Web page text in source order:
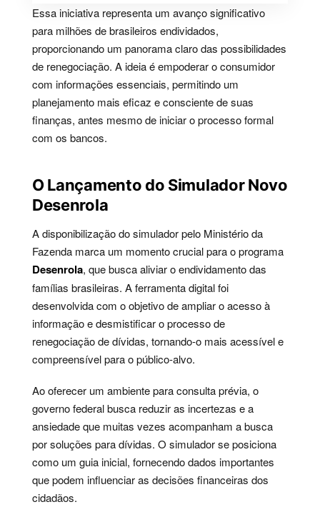
Essa iniciativa representa um avanço significativo
para milhões de brasileiros endividados,
proporcionando um panorama claro das possibilidades
de renegociação. A ideia é empoderar o consumidor
com informações essenciais, permitindo um
planejamento mais eficaz e consciente de suas
finanças, antes mesmo de iniciar o processo formal
com os bancos.
O Lançamento do Simulador Novo
Desenrola
A disponibilização do simulador pelo Ministério da
Fazenda marca um momento crucial para o programa
Desenrola, que busca aliviar o endividamento das
famílias brasileiras. A ferramenta digital foi
desenvolvida com o objetivo de ampliar o acesso à
informação e desmistificar o processo de
renegociação de dívidas, tornando-o mais acessível e
compreensível para o público-alvo.
Ao oferecer um ambiente para consulta prévia, o
governo federal busca reduzir as incertezas e a
ansiedade que muitas vezes acompanham a busca
por soluções para dívidas. O simulador se posiciona
como um guia inicial, fornecendo dados importantes
que podem influenciar as decisões financeiras dos
cidadãos.